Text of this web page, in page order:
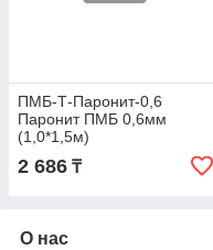
ПМБ-Т-Паронит-0,6
Паронит ПМБ 0,6мм
(1,0*1,5м)
2 686 ₸
О нас